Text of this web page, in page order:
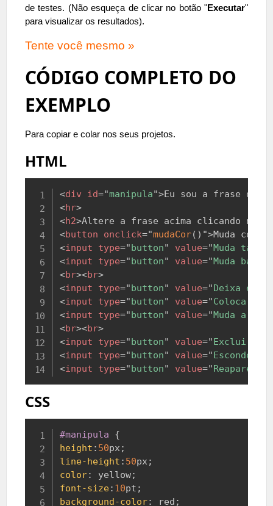
de testes. (Não esqueça de clicar no botão "Executar"
para visualizar os resultados).
Tente você mesmo »
CÓDIGO COMPLETO DO
EXEMPLO
Para copiar e colar nos seus projetos.
HTML
<div id="manipula">Eu sou a frase do
<hr>
<h2>Altere a frase acima clicando nos
<button onclick="mudaCor( ) ">Muda cor
<input type="button" value="Muda
<input type="button" value="Muda
<br><br>
<input type="button" value="Deixa em
<input type="button" value="Coloca
<input type="button" value="Muda a cor
<br><br>
<input type="button" value="Exclui
<input type="button" value="Esconde a
<input type="button" value="Reaparece
CSS
#manipula
{
height : 50px ;
line-height : 50px ;
color: yellow;
font-size: 10pt ;
background-color: red ;